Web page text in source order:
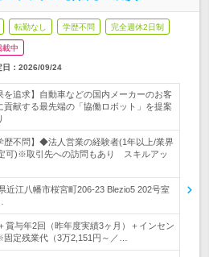
転勤なし 学歴不問 完全週休2日制
載中
： 2026/09/24
を追求】自動車などの国内メーカーのお客
貢献する最先端の「協働ロボット」を提案
歴不問】◆法人営業の経験者(1年以上/業界
可)※取引先への訪問もあり スキルアッ
近江八幡市桜宮町206-23 Blezio5 202号室
賞与年2回（昨年度実績3ヶ月）＋インセン
定残業代（3万2,151円～／…